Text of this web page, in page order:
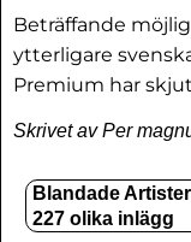
Beträffande
ytterligare
Premium har
Skrivet av Per
Blandade Artister
227 olika inlägg